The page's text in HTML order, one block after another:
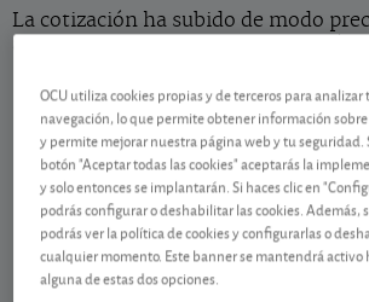
La cotización ha subido de modo
Contenido reservado a
Gestiona tu dinero con
experta
y consigue que cada euro
OCU utiliza cookies propias y de terceros para
navegación, lo que permite obtener información
y permite mejorar nuestra página web y tu seguridad.
botón "Aceptar todas las cookies" aceptarás la
y solo entonces se implantarán. Si haces clic en
podrás configurar o deshabilitar las cookies. Además,
podrás ver la política de cookies y configurarlas o
cualquier momento. Este banner se mantendrá activo
alguna de estas dos opciones.